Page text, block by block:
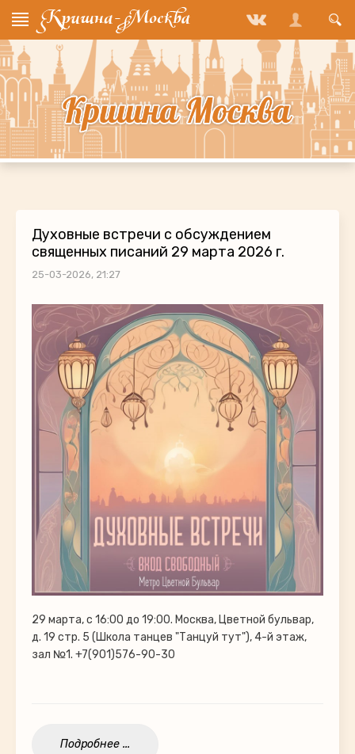
Духовные встречи с обсуждением
священных писаний 29 марта 2026 г.
25-03-2026, 21:27
29 марта, с 16:00 до 19:00. Москва, Цветной бульвар,
д. 19 стр. 5 (Школа танцев "Танцуй тут"), 4-й этаж,
зал №1. +7(901)576-90-30
Подробнее ...